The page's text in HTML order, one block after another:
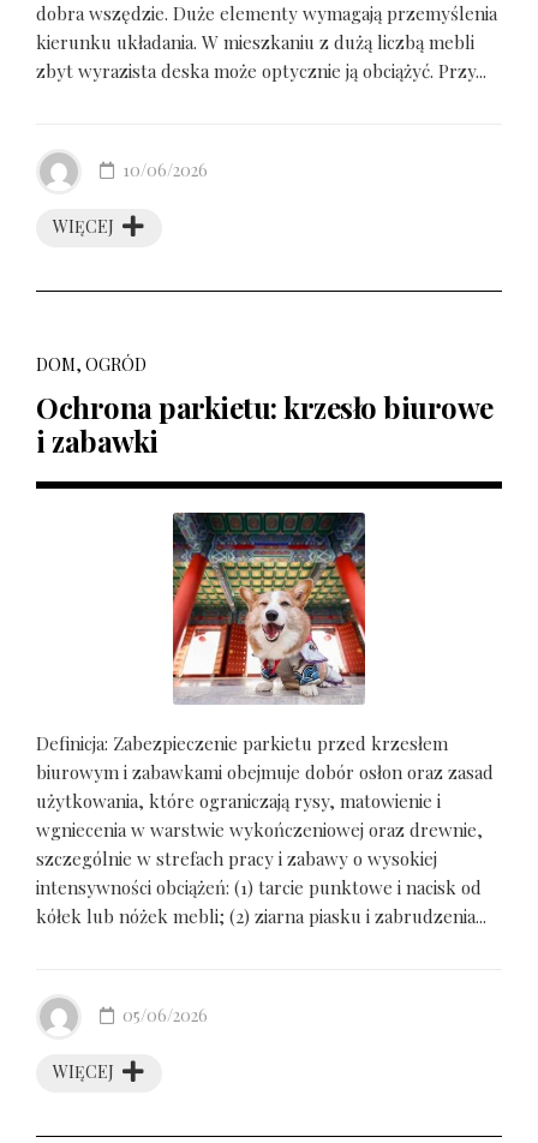
dobra wszędzie. Duże elementy wymagają przemyślenia
kierunku układania. W mieszkaniu z dużą liczbą mebli
zbyt wyrazista deska może optycznie ją obciążyć. Przy...
WIĘCEJ
10/06/2026
DOM, OGRÓD
Ochrona parkietu: krzesło biurowe
i zabawki
Definicja: Zabezpieczenie parkietu przed krzesłem
biurowym i zabawkami obejmuje dobór osłon oraz zasad
użytkowania, które ograniczają rysy, matowienie i
wgniecenia w warstwie wykończeniowej oraz drewnie,
szczególnie w strefach pracy i zabawy o wysokiej
intensywności obciążeń: (1) tarcie punktowe i nacisk od
kółek lub nóżek mebli; (2) ziarna piasku i zabrudzenia...
WIĘCEJ
05/06/2026